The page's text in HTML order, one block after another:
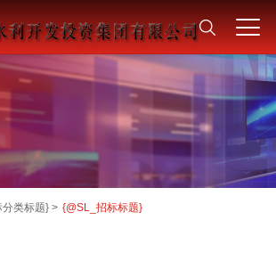
类标题} > {@SL_招标标题}